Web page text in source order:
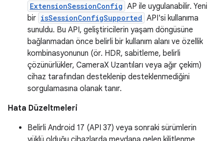
ExtensionSessionConfig AP ile uygulanabilir. Yeni
bir isSessionConfigSupported API'si kullanıma
sunuldu. Bu API, geliştiricilerin yaşam döngüsüne
bağlanmadan önce belirli bir kullanım alanı ve özellik
kombinasyonunun (ör. HDR, sabitleme, belirli
çözünürlükler, CameraX Uzantıları veya ağır çekim)
cihaz tarafından desteklenip desteklenmediğini
sorgulamasına olanak tanır.
Hata Düzeltmeleri
Belirli Android 17 (API 37) veya sonraki sürümlerin